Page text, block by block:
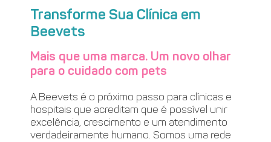
Transforme Sua Clínica em
Beevets
Mais que uma marca. Um novo olhar
para o cuidado com pets
A Beevets é o próximo passo para clínicas e
hospitais que acreditam que é possível unir
excelência, crescimento e um atendimento
verdadeiramente humano. Somos uma rede